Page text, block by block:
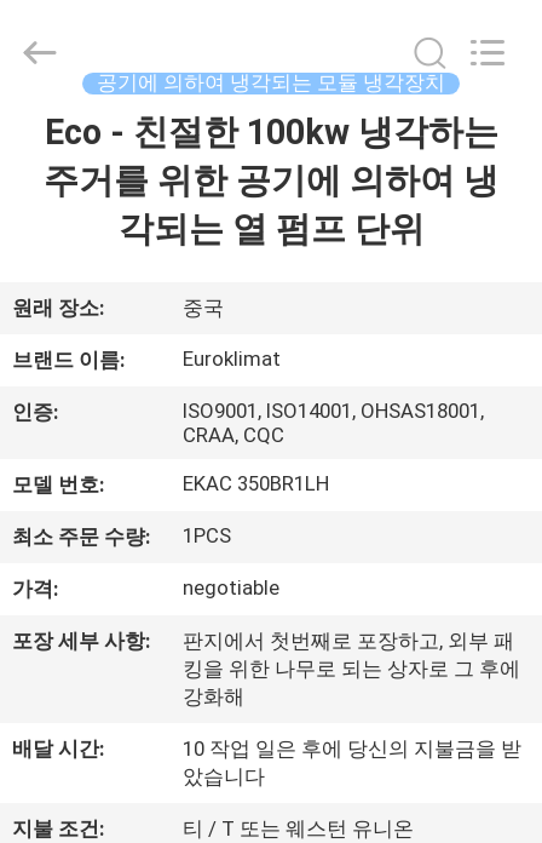
회
사
개
공
장
품
Copyright
Guangdong
EuroKlimat
Conditioning
Refrigeration
공기에 의하여 냉각되는 모듈 냉각장치
Eco - 친절한 100kw 냉각하는
주거를 위한 공기에 의하여 냉
각되는 열 펌프 단위
원래 장소: 중국
브랜드 이름: Euroklimat
인증:
ISO9001, ISO14001, OHSAS18001,
CRAA, CQC
모델 번호: EKAC 350BR1LH
최소 주문 수량: 1PCS
가격: negotiable
포장 세부 사항:
판지에서 첫번째로 포장하고, 외부 패
킹을 위한 나무로 되는 상자로 그 후에
강화해
배달 시간:
10 작업 일은 후에 당신의 지불금을 받
았습니다
지불 조건: 티 / T 또는 웨스턴 유니온